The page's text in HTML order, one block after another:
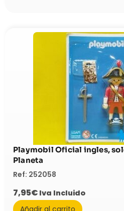
Playmobil Oficial ingles,
Planeta
Ref: 252058
7,95€ Iva Incluido
Añadir al carrito